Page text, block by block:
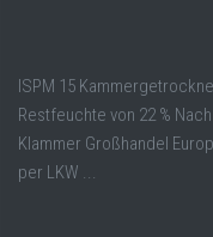
ISPM 15
Restfeuchte von 22 %
Klammer Großhandel
per LKW ...